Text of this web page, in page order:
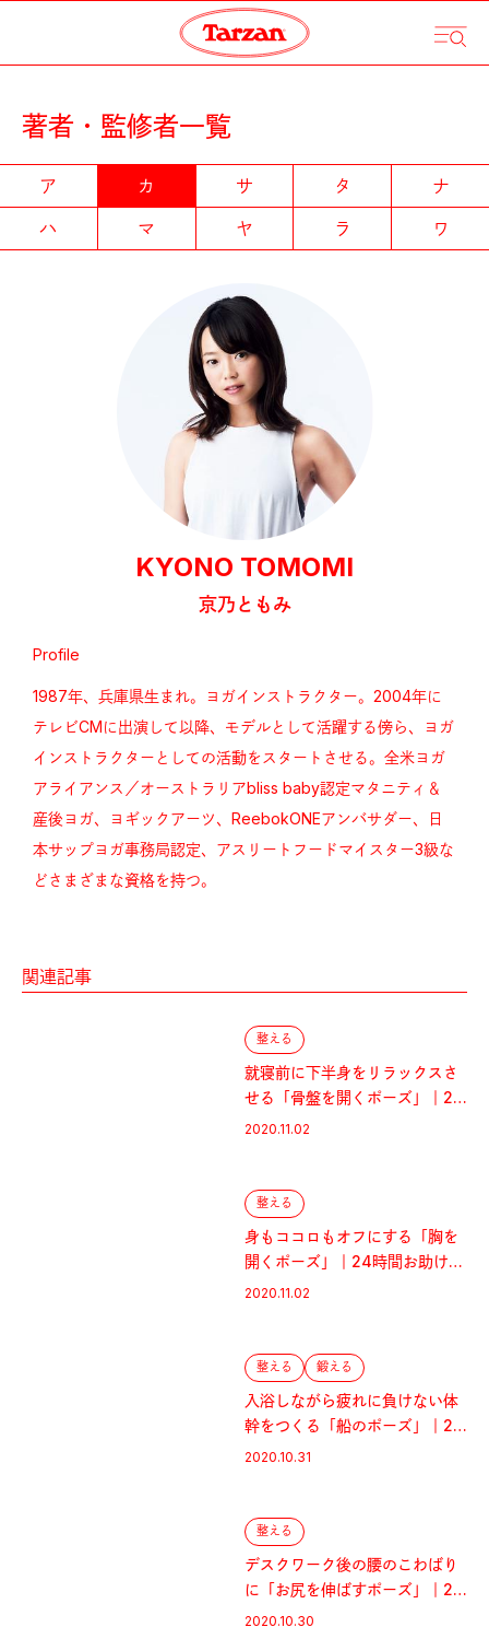
著者・監修者一覧
ア カ サ タ
ナ
ハ
マ ヤ ラ ワ
KYONO TOMOMI
京乃ともみ
Profile
1987年、兵庫県生まれ。ヨガインストラクター。2004年に
テレビCMに出演して以降、モデルとして活躍する傍ら、ヨガ
インストラクターとしての活動をスタートさせる。全米ヨガ
アライアンス／オーストラリアbliss baby認定マタニティ＆
産後ヨガ、ヨギックアーツ、ReebokONEアンバサダー、日
本サップヨガ事務局認定、アスリートフードマイスター3級な
どさまざまな資格を持つ。
関連記事
整える
就寝前に下半身をリラックスさ
せる「骨盤を開くポーズ」｜24
時間お助けヨガ
2020.11.02
整える
身もココロもオフにする「胸を
開くポーズ」｜24時間お助けヨ
ガ
2020.11.02
整える 鍛える
入浴しながら疲れに負けない体
幹をつくる「船のポーズ」｜24
時間お助けヨガ
2020.10.31
整える
デスクワーク後の腰のこわばり
に「お尻を伸ばすポーズ」｜24
時間お助けヨガ
2020.10.30